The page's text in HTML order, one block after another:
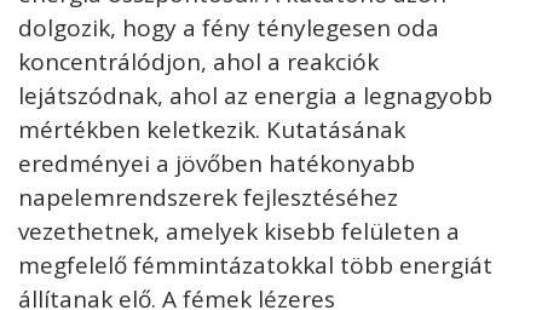
dolgozik, hogy a fény ténylegesen oda
koncentrálódjon, ahol a reakciók
lejátszódnak, ahol az energia a legnagyobb
mértékben keletkezik. Kutatásának
eredményei a jövőben hatékonyabb
napelemrendszerek fejlesztéséhez
vezethetnek, amelyek kisebb felületen a
megfelelő fémmintázatokkal több energiát
állítanak elő. A fémek lézeres